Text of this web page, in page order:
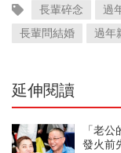
長輩碎念 過
長輩問結婚
過年
延伸閱讀
「老
發火前